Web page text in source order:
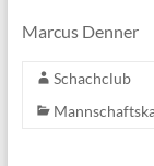
Marcus Denner
Schachclub